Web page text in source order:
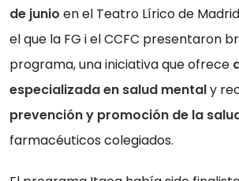
de junio en el Teatro Lírico de
el que la FG i el CCFC presentaron
programa, una iniciativa que ofrece
especializada en salud mentaly
prevención y promoción de la
farmacéuticos colegiados.